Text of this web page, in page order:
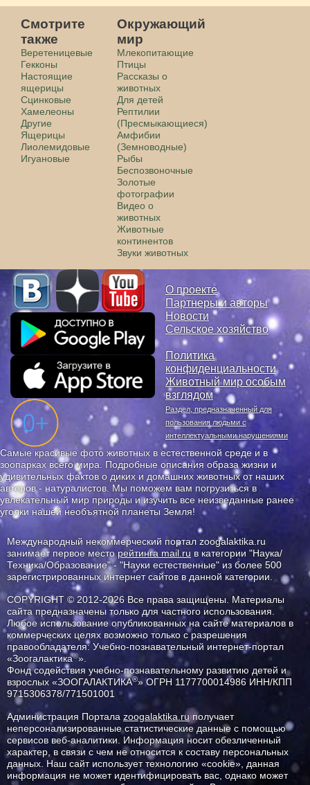
Смотрите
также
Веретеницевые
Гекконы
Настоящие
ящерицы
Сцинковые
Хамелеоны
Другие
Ящерицы
Лиолемидовые
Игуановые
Окружающий
мир
Млекопитающие
Птицы
Рассказы о
животных
Для детей
Рептилии
(Пресмыкающиеся)
Амфибии
(Земноводные)
Рыбы
Беспозвоночные
Золотые
фотографии
Видео о
животных
Животные
континентов
Звуки животных
О проекте
Партнеры и авторы
Новости
Сельское хозяйство
Политика
конфиденциальности
Животный мир особым
взглядом
Раздел, предназначенный для
пользования людьми с
интеллектуальными нарушениями
Самые красивые фото животных в естественной среде и в
зоопарках всего мира. Подробные описания образа жизни и
удивительных фактов о диких и домашних животных от наших
авторов - натуралистов. Мы поможем вам погрузиться в
увлекательный мир природы и изучить все неизведанные ранее
уголки нашей необъятной планеты Земля!
Международный некоммерческий портал zoogalaktika.ru
занимает первое месторейтинга mail.ru в категории "Наука/
Техника/Образование" - "Науки естественные" из более 500
зарегистрированных интернет сайтов в данной категории.
COPYRIGHT © 2012-2026 Все права защищены. Материалы
сайта предназначены только для частного использования.
Любое использование опубликованных на сайте материалов в
коммерческих целях возможно только с разрешения
правообладателя: Учебно-познавательный интернет-портал
«Зоогалактика®».
Фонд содействия учебно-познавательному развитию детей и
взрослых «ЗООГАЛАКТИКА®» ОГРН 1177700014986 ИНН/КПП
9715306378/771501001
Администрация Портала zoogalaktika.ruполучает
неперсонализированные статистические данные с помощью
сервисов веб-аналитики. Информация носит обезличенный
характер, в связи с чем не относится к составу персональных
данных. Наш сайт использует технологию «cookie», данная
информация не может идентифицировать вас, однако может